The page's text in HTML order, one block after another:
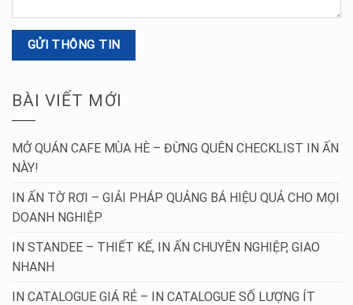
BÀI VIẾT MỚI
MỞ QUÁN CAFE MÙA HÈ – ĐỪNG QUÊN CHECKLIST IN ẤN
NÀY!
IN ẤN TỜ RƠI – GIẢI PHÁP QUẢNG BÁ HIỆU QUẢ CHO MỌI
DOANH NGHIỆP
IN STANDEE – THIẾT KẾ, IN ẤN CHUYÊN NGHIỆP, GIAO
NHANH
IN CATALOGUE GIÁ RẺ – IN CATALOGUE SỐ LƯỢNG ÍT